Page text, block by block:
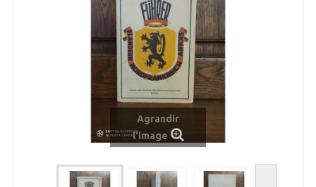
Agrandir
l'image